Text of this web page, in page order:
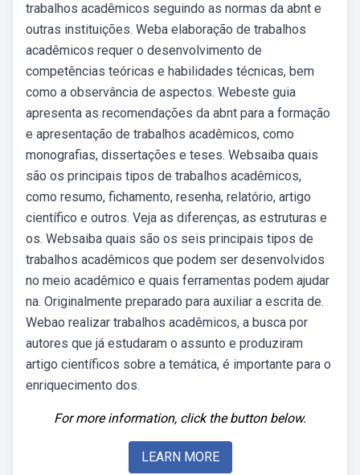
trabalhos acadêmicos seguindo as normas da abnt e
outras instituições. Weba elaboração de trabalhos
acadêmicos requer o desenvolvimento de
competências teóricas e habilidades técnicas, bem
como a observância de aspectos. Webeste guia
apresenta as recomendações da abnt para a formação
e apresentação de trabalhos acadêmicos, como
monografias, dissertações e teses. Websaiba quais
são os principais tipos de trabalhos acadêmicos,
como resumo, fichamento, resenha, relatório, artigo
científico e outros. Veja as diferenças, as estruturas e
os. Websaiba quais são os seis principais tipos de
trabalhos acadêmicos que podem ser desenvolvidos
no meio acadêmico e quais ferramentas podem ajudar
na. Originalmente preparado para auxiliar a escrita de.
Webao realizar trabalhos acadêmicos, a busca por
autores que já estudaram o assunto e produziram
artigo científicos sobre a temática, é importante para o
enriquecimento dos.
For more information, click the button below.
LEARN MORE